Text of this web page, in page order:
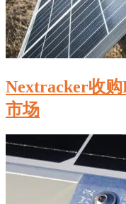
Nextracker收购
市场